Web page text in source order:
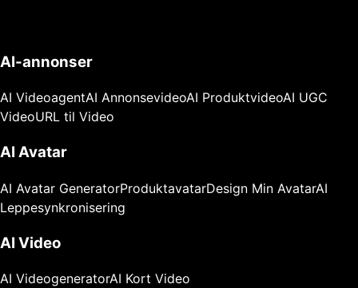
AI-annonser
AI VideoagentAI AnnonsevideoAI ProduktvideoAI UGC
VideoURL til Video
AI Avatar
AI Avatar GeneratorProduktavatarDesign Min AvatarAI
Leppesynkronisering
AI Video
AI VideogeneratorAI Kort Video